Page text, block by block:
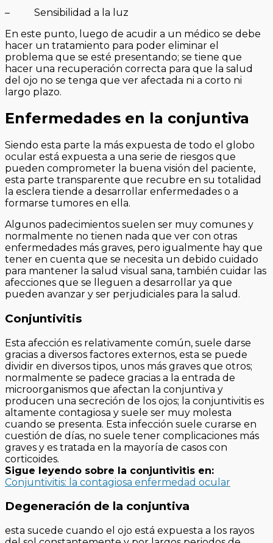
– Sensibilidad a la luz
En este punto, luego de acudir a un médico se debe
hacer un tratamiento para poder eliminar el
problema que se esté presentando; se tiene que
hacer una recuperación correcta para que la salud
del ojo no se tenga que ver afectada ni a corto ni
largo plazo.
Enfermedades en la conjuntiva
Siendo esta parte la más expuesta de todo el globo
ocular está expuesta a una serie de riesgos que
pueden comprometer la buena visión del paciente,
esta parte transparente que recubre en su totalidad
la esclera tiende a desarrollar enfermedades o a
formarse tumores en ella.
Algunos padecimientos suelen ser muy comunes y
normalmente no tienen nada que ver con otras
enfermedades más graves, pero igualmente hay que
tener en cuenta que se necesita un debido cuidado
para mantener la salud visual sana, también cuidar las
afecciones que se lleguen a desarrollar ya que
pueden avanzar y ser perjudiciales para la salud.
Conjuntivitis
Esta afección es relativamente común, suele darse
gracias a diversos factores externos, esta se puede
dividir en diversos tipos, unos más graves que otros;
normalmente se padece gracias a la entrada de
microorganismos que afectan la conjuntiva y
producen una secreción de los ojos; la conjuntivitis es
altamente contagiosa y suele ser muy molesta
cuando se presenta. Esta infección suele curarse en
cuestión de días, no suele tener complicaciones más
graves y es tratada en la mayoría de casos con
corticoides.
Sigue leyendo sobre la conjuntivitis en:
Conjuntivitis: la contagiosa enfermedad ocular
Degeneración de la conjuntiva
esta sucede cuando el ojo está expuesta a los rayos